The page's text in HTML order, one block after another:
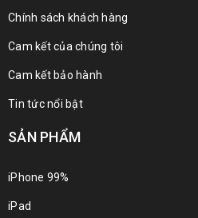
Chính sách khách hàng
Cam kết của chúng tôi
Cam kết bảo hành
Tin tức nổi bật
SẢN PHẨM
iPhone 99%
iPad